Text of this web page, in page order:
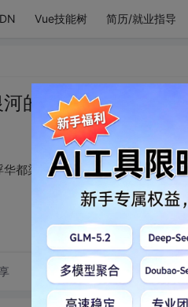
Vue技能树 简历/就业指导
的馈赠，是万千浮
都染指不了的纯净。
转发到动态 举报